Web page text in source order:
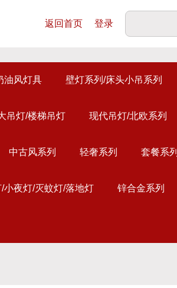
返回首页 登录
油风灯具 壁灯系列/床头小吊系列
吊灯/楼梯吊灯 现代吊灯/北欧系列
中古风系列 轻奢系列 套餐系列
/小夜灯/灭蚊灯/落地灯 锌合金系列